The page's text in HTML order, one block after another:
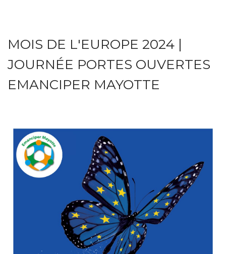
MOIS DE L'EUROPE 2024 |
JOURNÉE PORTES OUVERTES
EMANCIPER MAYOTTE